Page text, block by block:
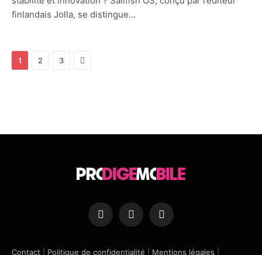
finlandais Jolla, se distingue…
1 2 3 Next
Facebook
X
(Twitter)
Instagram
Contact Politique de confidentialité Mentions légales